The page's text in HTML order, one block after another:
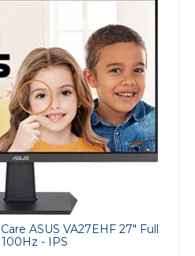
ASUS VA27EHF 27" Full
- IPS